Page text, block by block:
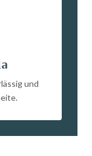
und